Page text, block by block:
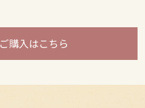
ご購入はこちら